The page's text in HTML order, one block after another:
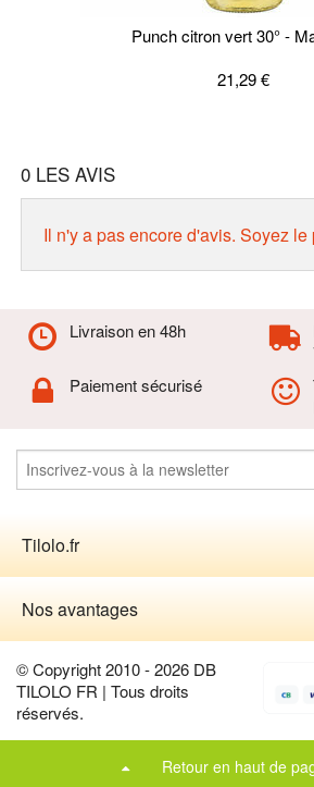
Punch citron vert 30° -
21,29 €
0LES AVIS
Il n'y a pas encore d'avis. Soyez le
Livraison en 48h
Paiement sécurisé
Tilolo.fr
Nos avantages
© Copyright 2010 - 2026 DB
TILOLO FR | Tous droits
réservés.
Retour en haut de